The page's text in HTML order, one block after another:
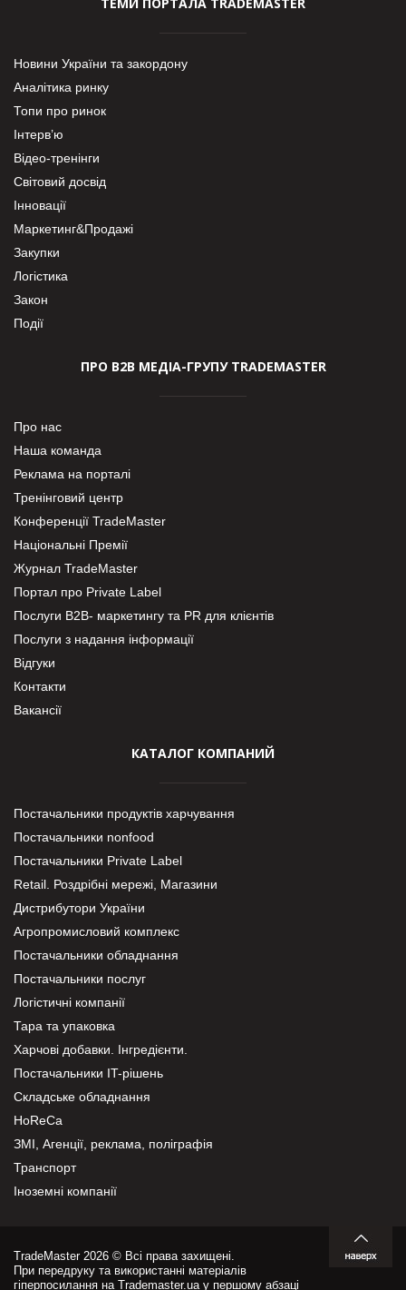
Новини України та закордону
Аналітика ринку
Топи про ринок
Інтерв’ю
Відео-тренінги
Світовий досвід
Інновації
Маркетинг&Продажі
Закупки
Логістика
Закон
Події
ПРО В2В МЕДІА-ГРУПУ TRADEMASTER
Про нас
Наша команда
Реклама на порталі
Тренінговий центр
Конференції TradeMaster
Національні Премії
Журнал TradeMaster
Портал про Private Label
Послуги В2В- маркетингу та PR для клієнтів
Послуги з надання інформації
Відгуки
Контакти
Вакансії
КАТАЛОГ КОМПАНИЙ
Постачальники продуктів харчування
Постачальники nonfood
Постачальники Private Label
Retail. Роздрібні мережі, Магазини
Дистрибутори України
Агропромисловий комплекс
Постачальники обладнання
Постачальники послуг
Логістичні компанії
Тара та упаковка
Харчові добавки. Інгредієнти.
Постачальники IT-рішень
Складське обладнання
HoReCa
ЗМІ, Агенції, реклама, поліграфія
Транспорт
Іноземні компанії
TradeMaster 2026 © Всі права захищені.
При передруку та використанні матеріалів
гіперпосилання на Trademaster.ua у першому абзаці